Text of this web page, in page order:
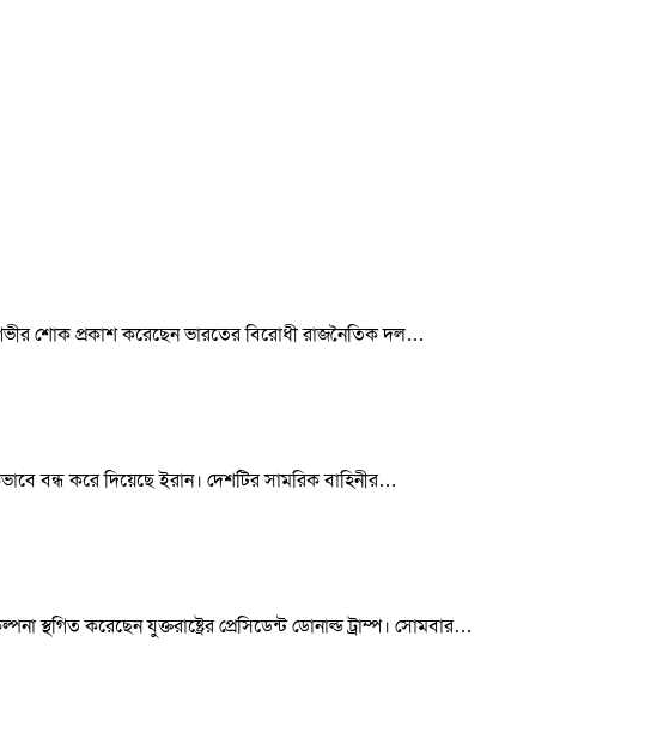
গভীর শোক প্রকাশ করেছেন ভারতের বিরোধী রাজনৈতিক দল…
বন্ধ করে দিয়েছে ইরান। দেশটির সামরিক বাহিনীর…
করেছেন যুক্তরাষ্ট্রের প্রেসিডেন্ট ডোনাল্ড ট্রাম্প। সোমবার…